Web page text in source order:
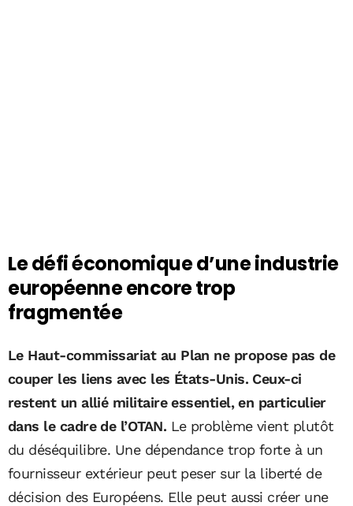
Le défi économique d’une industrie
européenne encore trop
fragmentée
Le Haut-commissariat au Plan ne propose pas de
couper les liens avec les États-Unis. Ceux-ci
restent un allié militaire essentiel, en particulier
dans le cadre de l’OTAN. Le problème vient plutôt
du déséquilibre. Une dépendance trop forte à un
fournisseur extérieur peut peser sur la liberté de
décision des Européens. Elle peut aussi créer une